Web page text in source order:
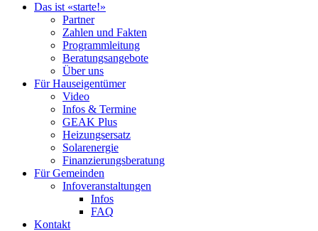
Das ist «starte!»
Partner
Zahlen und Fakten
Programmleitung
Beratungsangebote
Über uns
Für Hauseigentümer
Video
Infos & Termine
GEAK Plus
Heizungsersatz
Solarenergie
Finanzierungsberatung
Für Gemeinden
Infoveranstaltungen
Infos
FAQ
Kontakt